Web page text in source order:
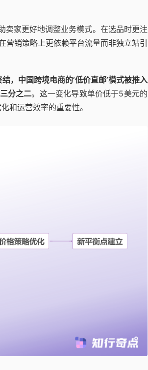
卖家更好地调整业务模式。在选品时更注
销策略上更依赖平台流量而非独立站引
结，中国跨境电商的’低价直邮’模式被推入
分之二。这一变化导致单价低于5美元的
和运营效率的重要性。